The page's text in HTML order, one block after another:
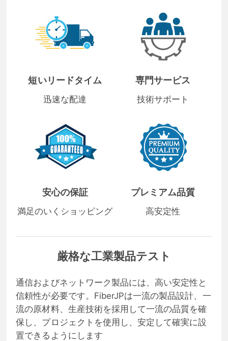
短いリードタイム
迅速な配達
専門サービス
技術サポート
安心の保証
満足のいくショッピング
プレミアム品質
高安定性
厳格な工業製品テスト
通信およびネットワーク製品には、高い安定性と
信頼性が必要です。FiberJPは一流の製品設計、一
流の原材料、生産技術を採用して一流の品質を確
保し、プロジェクトを使用し、安定して確実に設
置できるようにします